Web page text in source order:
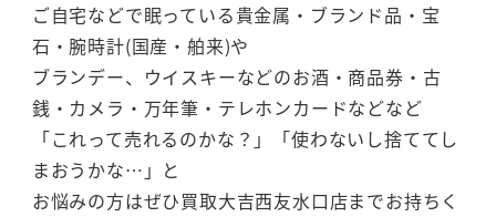
ご自宅などで眠っている貴金属・ブランド品・宝
石・腕時計(国産・舶来)や
ブランデー、ウイスキーなどのお酒・商品券・古
銭・カメラ・万年筆・テレホンカードなどなど
「これって売れるのかな？」「使わないし捨ててし
まおうかな…」と
お悩みの方はぜひ買取大吉西友水口店までお持ちく